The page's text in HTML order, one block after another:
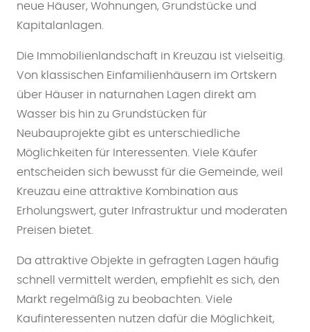
neue Häuser, Wohnungen, Grundstücke und
Kapitalanlagen.
Die Immobilienlandschaft in Kreuzau ist vielseitig.
Von klassischen Einfamilienhäusern im Ortskern
über Häuser in naturnahen Lagen direkt am
Wasser bis hin zu Grundstücken für
Neubauprojekte gibt es unterschiedliche
Möglichkeiten für Interessenten. Viele Käufer
entscheiden sich bewusst für die Gemeinde, weil
Kreuzau eine attraktive Kombination aus
Erholungswert, guter Infrastruktur und moderaten
Preisen bietet.
Da attraktive Objekte in gefragten Lagen häufig
schnell vermittelt werden, empfiehlt es sich, den
Markt regelmäßig zu beobachten. Viele
Kaufinteressenten nutzen dafür die Möglichkeit,